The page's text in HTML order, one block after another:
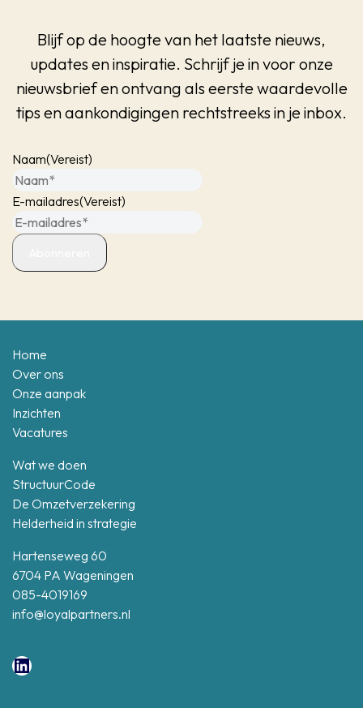
Blijf op de hoogte van het laatste nieuws,
updates en inspiratie. Schrijf je in voor onze
nieuwsbrief en ontvang als eerste waardevolle
tips en aankondigingen rechtstreeks in je inbox.
Naam(Vereist)
E-mailadres(Vereist)
Home
Over ons
Onze aanpak
Inzichten
Vacatures
Wat we doen
StructuurCode
De Omzetverzekering
Helderheid in strategie
Hartenseweg 60
6704 PA Wageningen
085-4019169
info@loyalpartners.nl
LinkedIn